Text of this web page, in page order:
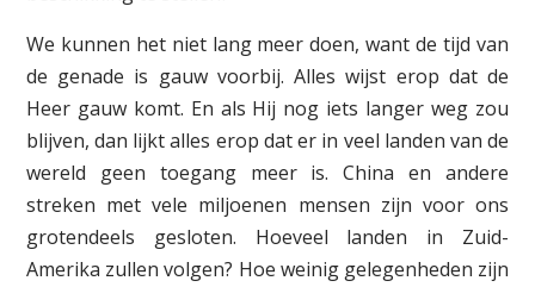
We kunnen het niet lang meer doen, want de tijd van
de genade is gauw voorbij. Alles wijst erop dat de
Heer gauw komt. En als Hij nog iets langer weg zou
blijven, dan lijkt alles erop dat er in veel landen van de
wereld geen toegang meer is. China en andere
streken met vele miljoenen mensen zijn voor ons
grotendeels gesloten. Hoeveel landen in Zuid-
Amerika zullen volgen? Hoe weinig gelegenheden zijn